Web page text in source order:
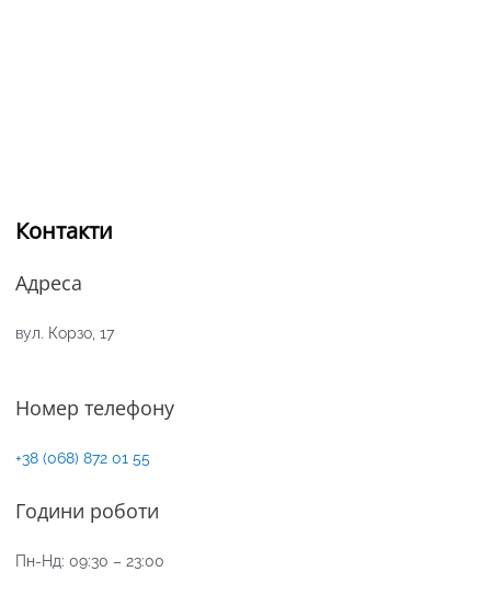
Контакти
Адреса
вул. Корзо, 17
Номер телефону
+38 (068) 872 01 55
Години роботи
Пн-Нд: 09:30 – 23:00